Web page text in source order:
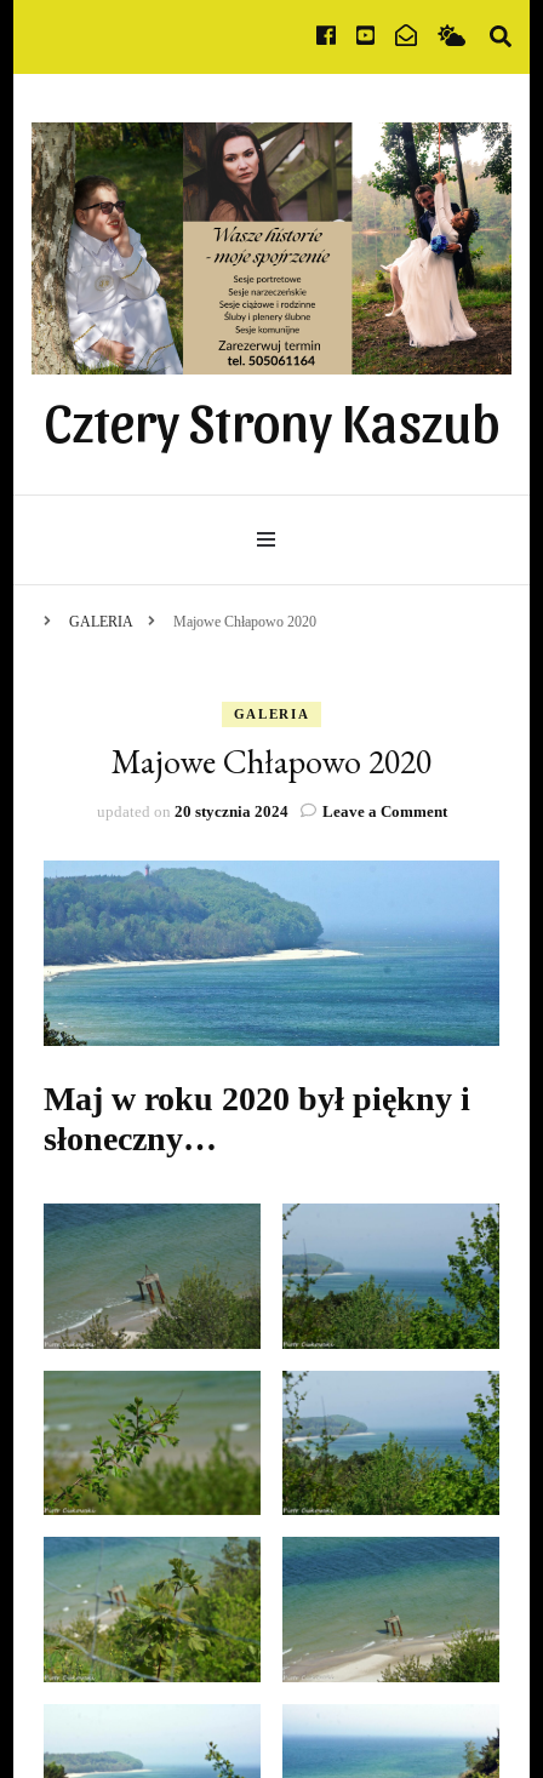
Cztery Strony Kaszub
GALERIA Majowe Chłapowo 2020
GALERIA
Majowe Chłapowo 2020
updated on 20 stycznia 2024 Leave a Commenton
Chłapowo
Maj w roku 2020 był piękny i
słoneczny…